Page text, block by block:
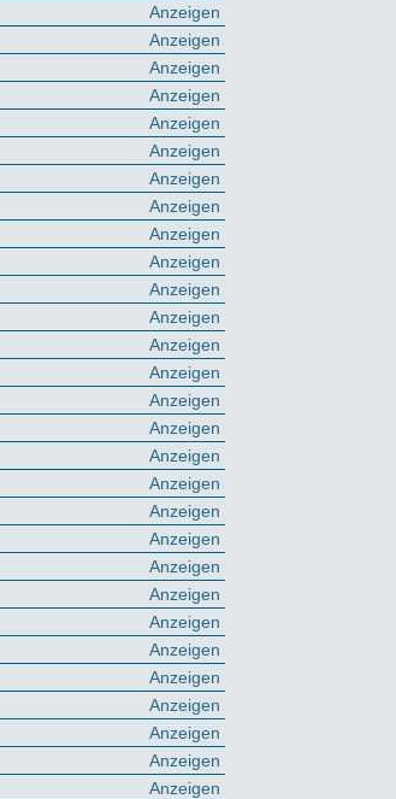
Anzeigen
Anzeigen
Anzeigen
Anzeigen
Anzeigen
Anzeigen
Anzeigen
Anzeigen
Anzeigen
Anzeigen
Anzeigen
Anzeigen
Anzeigen
Anzeigen
Anzeigen
Anzeigen
Anzeigen
Anzeigen
Anzeigen
Anzeigen
Anzeigen
Anzeigen
Anzeigen
Anzeigen
Anzeigen
Anzeigen
Anzeigen
Anzeigen
Anzeigen